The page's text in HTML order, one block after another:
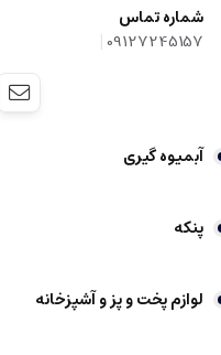
شماره تماس
09127245157
|
آبمیوه گیری
پنکه
لوازم پخت و پز و آشپزخانه